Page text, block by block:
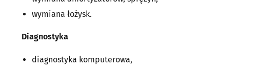
wymiana łożysk.
Diagnostyka
diagnostyka komputerowa,